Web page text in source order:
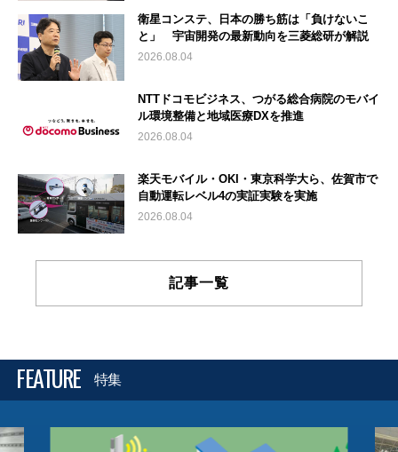
衛星コンステ、日本の勝ち筋は「負けないこ
と」 宇宙開発の最新動向を三菱総研が解説
2026.08.04
NTTドコモビジネス、つがる総合病院のモバイ
ル環境整備と地域医療DXを推進
2026.08.04
楽天モバイル・OKI・東京科学大ら、佐賀市で
自動運転レベル4の実証実験を実施
2026.08.04
記事一覧
FEATURE 特集